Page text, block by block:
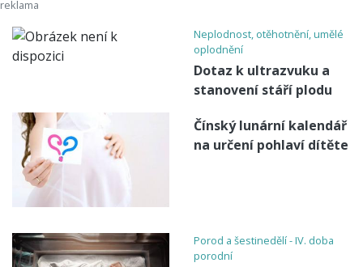
Neplodnost, otěhotnění, umělé
oplodnění
Dotaz k ultrazvuku a
stanovení stáří plodu
Čínský lunární kalendář
na určení pohlaví dítěte
Porod a šestinedělí - IV. doba
porodní